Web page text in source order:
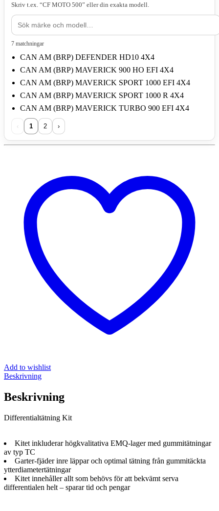
Skriv t.ex. “CF MOTO 500” eller din exakta modell.
7 matchningar
CAN AM (BRP) DEFENDER HD10 4X4
CAN AM (BRP) MAVERICK 900 HO EFI 4X4
CAN AM (BRP) MAVERICK SPORT 1000 EFI 4X4
CAN AM (BRP) MAVERICK SPORT 1000 R 4X4
CAN AM (BRP) MAVERICK TURBO 900 EFI 4X4
‹ 1 2 ›
Add to wishlist
Beskrivning
Beskrivning
Differentialtätning Kit
Kitet inkluderar högkvalitativa EMQ-lager med gummitätningar
av typ TC
Garter-fjäder inre läppar och optimal tätning från gummitäckta
ytterdiametertätningar
Kitet innehåller allt som behövs för att bekvämt serva
differentialen helt – sparar tid och pengar